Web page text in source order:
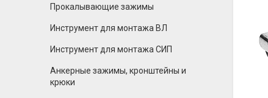
Прокалывающие зажимы
Инструмент для монтажа ВЛ
Инструмент для монтажа СИП
Анкерные зажимы, кронштейны и
крюки